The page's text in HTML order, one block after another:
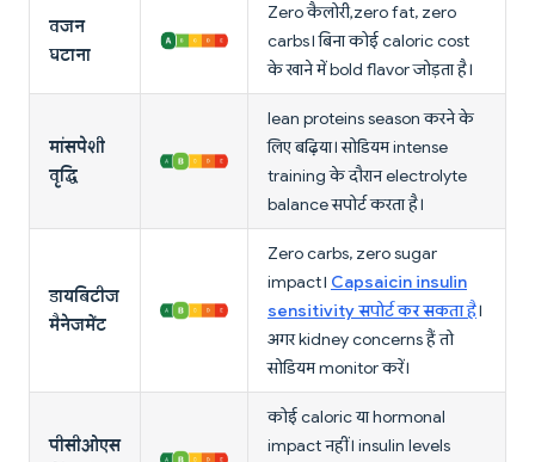
वजन
घटाना
Zero कैलोरी, zero fat, zero
carbs। बिना कोई caloric cost
के खाने में bold flavor जोड़ता है।
मांसपेशी
वृद्धि
lean proteins season करने के
लिए बढ़िया। सोडियम intense
training के दौरान electrolyte
balance सपोर्ट करता है।
डायबिटीज
मैनेजमेंट
Zero carbs, zero sugar
impact। Capsaicin insulin
sensitivity सपोर्ट कर सकता है।
अगर kidney concerns हैं तो
सोडियम monitor करें।
पीसीओएस
कोई caloric या hormonal
impact नहीं। insulin levels